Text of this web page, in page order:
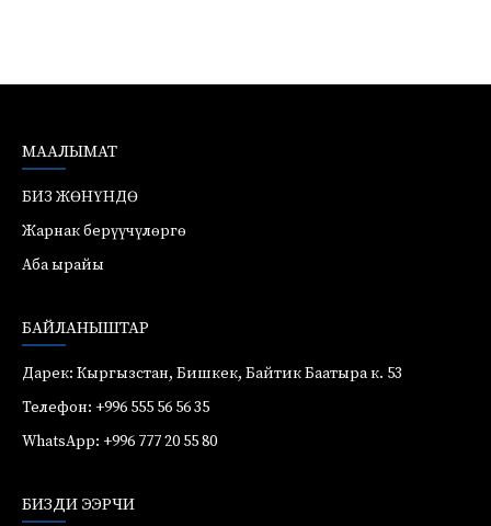
МААЛЫМАТ
БИЗ ЖӨНҮНДӨ
Жарнак берүүчүлөргө
Аба ырайы
БАЙЛАНЫШТАР
Дарек: Кыргызстан, Бишкек, Байтик Баатыра к. 53
Телефон: +996 555 56 56 35
WhatsApp: +996 777 20 55 80
БИЗДИ ЭЭРЧИ